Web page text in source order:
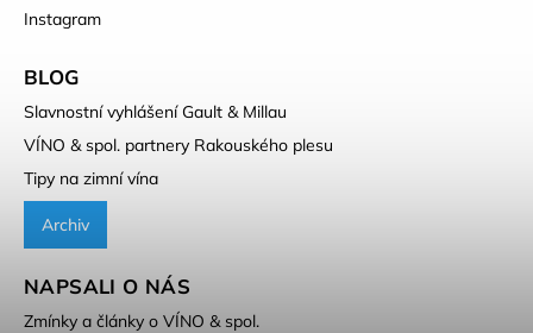
Instagram
BLOG
Slavnostní vyhlášení Gault & Millau
VÍNO & spol. partnery Rakouského plesu
Tipy na zimní vína
Archiv
NAPSALI O NÁS
Zmínky a články o VÍNO & spol.